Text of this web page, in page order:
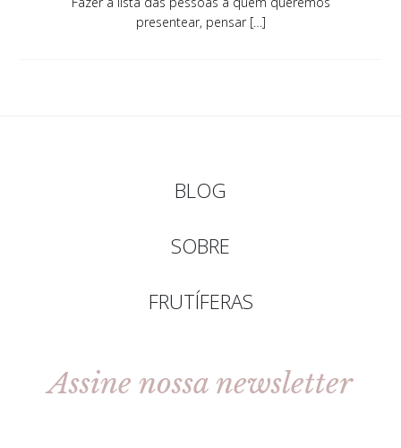
FRUTÍFERAS
presentear, pensar […]
BLOG
SOBRE
FRUTÍFERAS
Assine nossa newsletter